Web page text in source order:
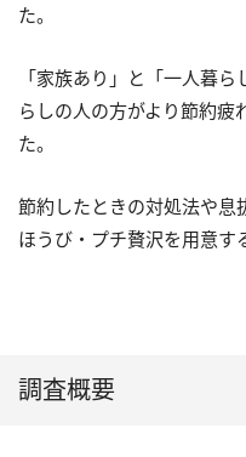
た。
「家族あり」と「一人暮
らしの人の方がより節約疲
た。
節約したときの対処法や息
ほうび・プチ贅沢を用意す
調査概要